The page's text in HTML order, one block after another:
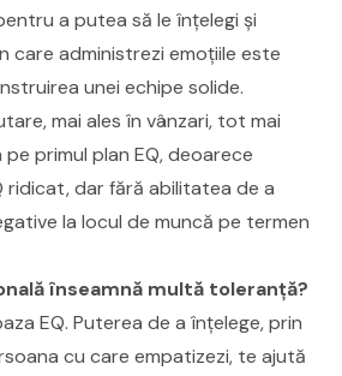
a putea să le înțelegi și
care administrezi emoțiile este
unei echipe solide.
mai ales în vânzari, tot mai
primul plan EQ, deoarece
ridicat, dar fără abilitatea de a
la locul de muncă pe termen
înseamnă multă toleranță?
EQ. Puterea de a înțelege, prin
cu care empatizezi, te ajută